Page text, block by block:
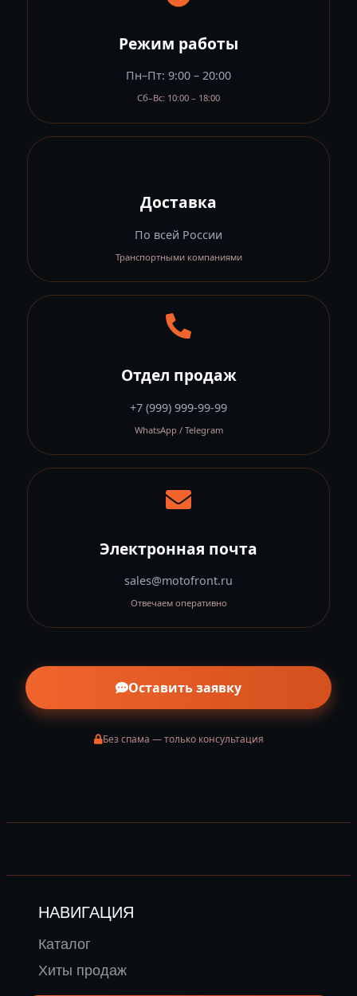
Режим работы
Пн–Пт: 9:00 – 20:00
Сб–Вс: 10:00 – 18:00
Доставка
По всей России
Транспортными компаниями
Отдел продаж
+7 (999) 999-99-99
WhatsApp / Telegram
Электронная почта
sales@motofront.ru
Отвечаем оперативно
Оставить заявку
Без спама — только консультация
НАВИГАЦИЯ
Каталог
Хиты продаж